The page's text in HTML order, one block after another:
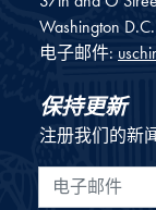
Washington D.C.
电子邮件:
保持更新
注册我们的新
电子邮件